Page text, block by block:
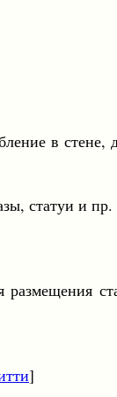
в стене,
статуи и пр.
размещения
]